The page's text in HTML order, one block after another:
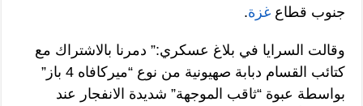
جنوب قطاعغزة.
وقالت السرايا في بلاغ عسكري:” دمرنا بالاشتراك مع
كتائب القسام دبابة صهيونية من نوع “ميركافاه 4 باز”
بواسطة عبوة “ثاقب الموجهة” شديدة الانفجار عند